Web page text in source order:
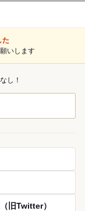
た
いします
し！
旧Twitter）